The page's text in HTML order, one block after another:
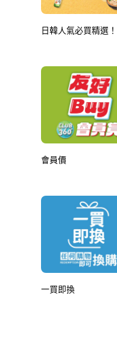
日韓人氣必買精選
會員價
一買即換